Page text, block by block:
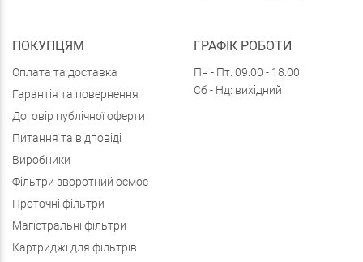
ПОКУПЦЯМ
Оплата та доставка
Гарантія та повернення
Договір публічної оферти
Питання та відповіді
Виробники
Фільтри зворотний осмос
Проточні фільтри
Магістральні фільтри
Картриджі для фільтрів
ГРАФІК РОБОТИ
Пн - Пт: 09:00 - 18:00
Сб - Нд: вихідний